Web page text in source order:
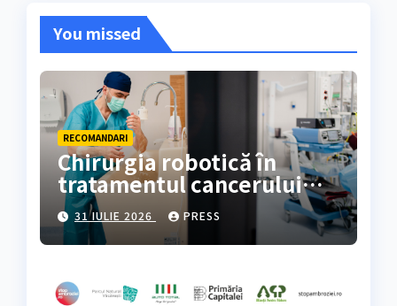
You missed
RECOMANDARI
Chirurgia robotică în
tratamentul cancerului
colorectal
31 IULIE 2026 PRESS